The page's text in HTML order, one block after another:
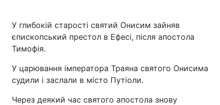
У глибокій старості святий Онисим зайняв
єпископський престол в Ефесі, після апостола
Тимофія.
У царювання імператора Траяна святого Онисима
судили і заслали в місто Путіоли.
Через деякий час святого апостола знову